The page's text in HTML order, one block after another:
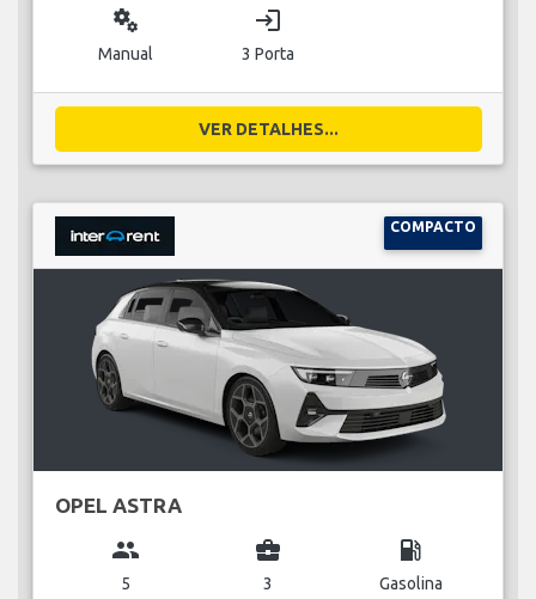
miscellaneous_services
Manual
login
3 Porta
VER DETALHES...
COMPACTO
OPEL ASTRA
group
5
business_center
3
local_gas_station
Gasolina